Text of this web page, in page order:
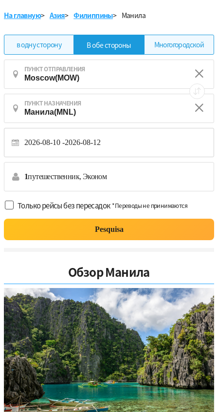
На главную> Азия> Филиппины> Манила
в одну сторону В обе стороны Многогородской
ПУНКТ ОТПРАВЛЕНИЯ
ПУНКТ НАЗНАЧЕНИЯ
2026-08-10 2026-08-12
1путешественник, Эконом
Только рейсы без пересадок *Переводы не принимаются
Pesquisa
Обзор Манила